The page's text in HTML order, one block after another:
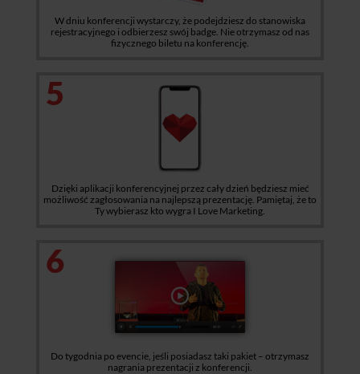
W dniu konferencji wystarczy, że podejdziesz do stanowiska
rejestracyjnego i odbierzesz swój badge. Nie otrzymasz od nas
fizycznego biletu na konferencję.
5
Dzięki aplikacji konferencyjnej przez cały dzień będziesz mieć
możliwość zagłosowania na najlepszą prezentację. Pamiętaj, że to
Ty wybierasz kto wygra I Love Marketing.
6
Do tygodnia po evencie, jeśli posiadasz taki pakiet – otrzymasz
nagrania prezentacji z konferencji.